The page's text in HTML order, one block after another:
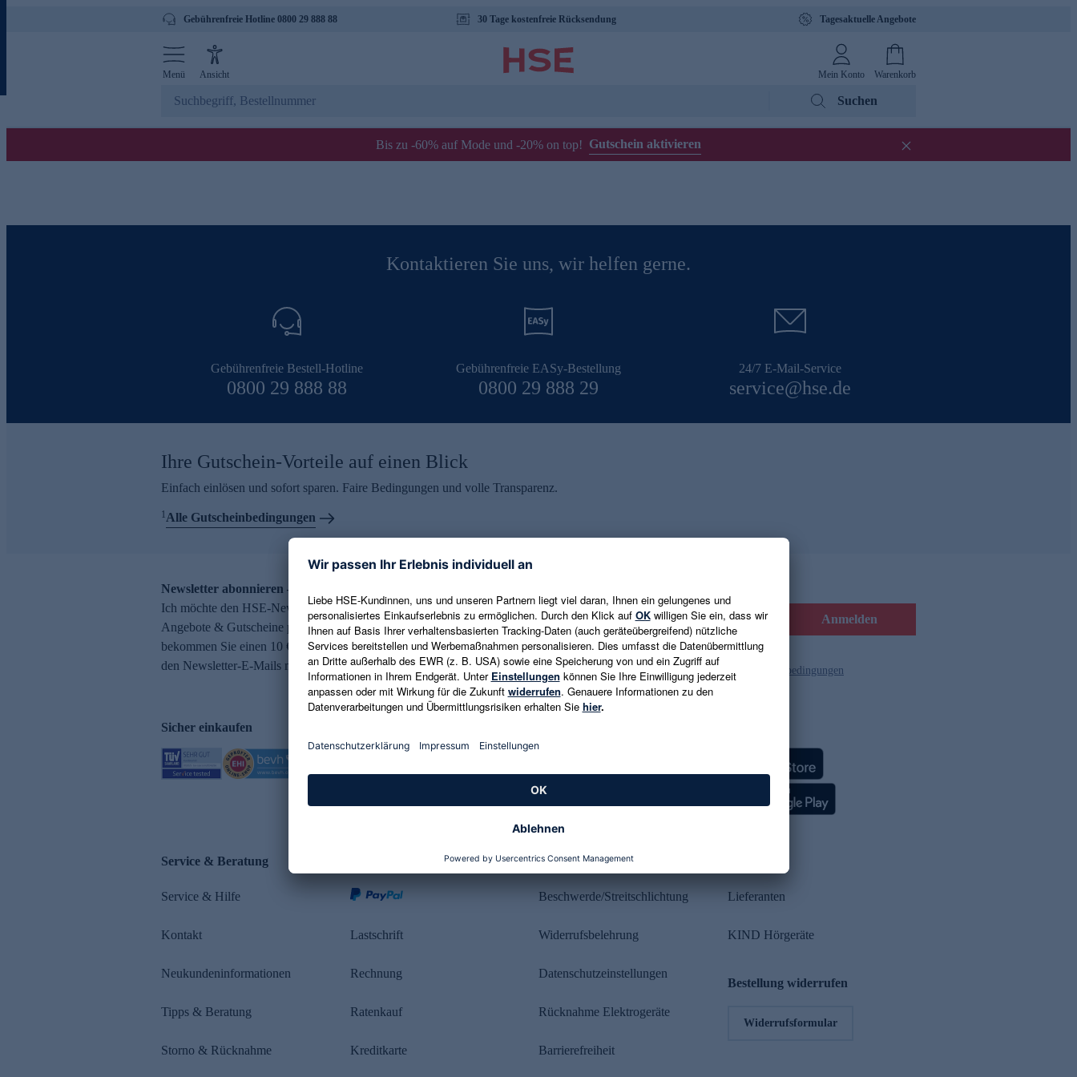
Gebührenfreie Hotline 0800 29 888 88 30 Tage kostenfreie Rücksendung Tagesaktuelle Angebote
Menü Ansicht Mein Konto Warenkorb
Suchen
Bis zu -60% auf Mode und -20% on top! Gutschein aktivieren
Kontaktieren Sie uns, wir helfen gerne.
Gebührenfreie Bestell-Hotline
0800 29 888 88
Gebührenfreie EASy-Bestellung
0800 29 888 29
24/7 E-Mail-Service
service@hse.de
Ihre Gutschein-Vorteile auf einen Blick
Einfach einlösen und sofort sparen. Faire Bedingungen und volle Transparenz.
1Alle Gutscheinbedingungen
Newsletter abonnieren – 10 € Gutschein erhalten
Ich möchte den HSE-Newsletter abonnieren und aktuelle Trends,
Angebote & Gutscheine per E-Mail erhalten. Als Dankeschön
bekommen Sie einen 10 € Gutschein. Eine Abmeldung ist jederzeit in
den Newsletter-E-Mails möglich.
E-Mail-Adresse eingeben Anmelden
Es gelten die Datenschutzrichtlinien und die Gutscheinbedingungen
Sicher einkaufen
Service & Beratung
Service & Hilfe
Kontakt
Neukundeninformationen
Tipps & Beratung
Storno & Rücknahme
Lastschrift
Rechnung
Ratenkauf
Kreditkarte
Rechtliches
Beschwerde/Streitschlichtung
Widerrufsbelehrung
Datenschutzeinstellungen
Rücknahme Elektrogeräte
Barrierefreiheit
Lieferanten
KIND Hörgeräte
Bestellung widerrufen
Widerrufsformular